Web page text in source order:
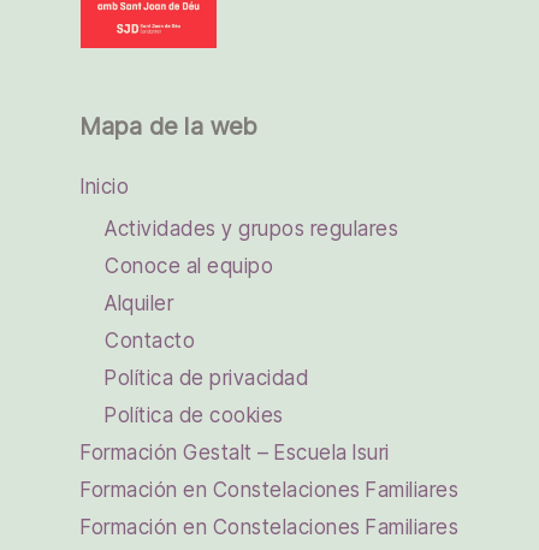
Mapa de la web
Inicio
Actividades y grupos regulares
Conoce al equipo
Alquiler
Contacto
Política de privacidad
Política de cookies
Formación Gestalt – Escuela Isuri
Formación en Constelaciones Familiares
Formación en Constelaciones Familiares